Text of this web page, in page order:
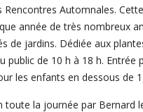
Rencontres Automnales.
année de très nombreux
de jardins. Dédiée aux
public de 10 h à 18 h. Entrée
les enfants en dessous de
toute la journée par Bernard